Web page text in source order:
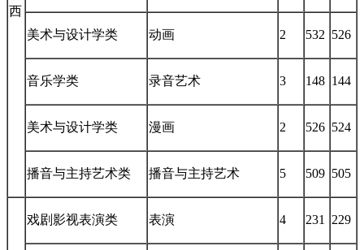
西
美术与设计学类 动画 2 532 526
音乐学类 录音艺术 3 148 144
美术与设计学类 漫画 2 526 524
播音与主持艺术类 播音与主持艺术 5 509 505
戏剧影视表演类 表演 4 231 229